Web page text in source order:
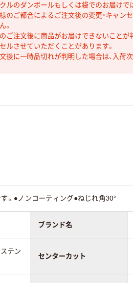
ルのダンボールもしくは袋でのお届けで
のご都合によるご注文後の変更・キャンセ
。
ご注文後に商品がお届けできないことが
ルさせていただくことがあります。
後に一時品切れが判明した場合は、入荷
。●ノンコーティング●ねじれ角30°
ブランド名
テン
センターカット